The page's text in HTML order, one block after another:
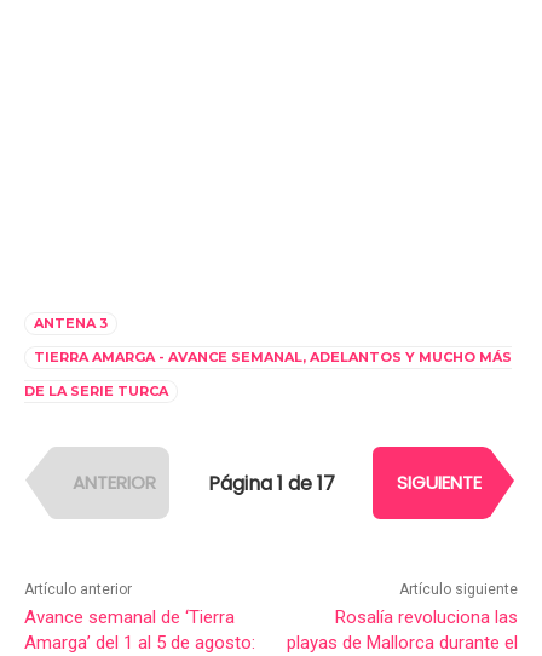
ANTENA 3
TIERRA AMARGA - AVANCE SEMANAL, ADELANTOS Y MUCHO MÁS
DE LA SERIE TURCA
ANTERIOR Página 1 de 17 SIGUIENTE
Artículo anterior
Avance semanal de ‘Tierra
Amarga’ del 1 al 5 de agosto:
Artículo siguiente
Rosalía revoluciona las
playas de Mallorca durante el